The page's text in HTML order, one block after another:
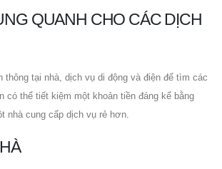
QUANH CHO CÁC DỊCH
thông tại nhà, dịch vụ di động và điện để tìm các
có thể tiết kiệm một khoản tiền đáng kể bằng
nhà cung cấp dịch vụ rẻ hơn.